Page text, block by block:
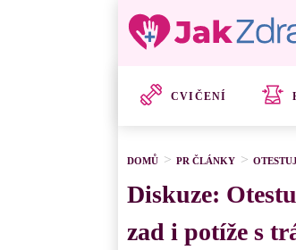
CVIČENÍ
DOMŮ PR ČLÁNKY
Diskuze:
zad i potíže s